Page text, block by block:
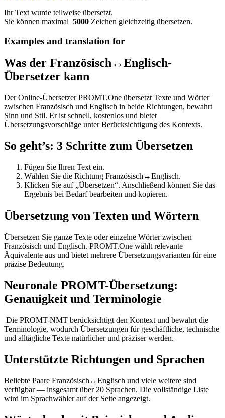
Ihr Text wurde teilweise übersetzt.
Sie können maximal 5000 Zeichen gleichzeitig übersetzen.
Examples and translation for
Was der Französisch↔Englisch-
Übersetzer kann
Der Online-Übersetzer PROMT.One übersetzt Texte und Wörter
zwischen Französisch und Englisch in beide Richtungen, bewahrt
Sinn und Stil. Er ist schnell, kostenlos und bietet
Übersetzungsvorschläge unter Berücksichtigung des Kontexts.
So geht’s: 3 Schritte zum Übersetzen
Fügen Sie Ihren Text ein.
Wählen Sie die Richtung Französisch↔Englisch.
Klicken Sie auf „Übersetzen“. Anschließend können Sie das
Ergebnis bei Bedarf bearbeiten und kopieren.
Übersetzung von Texten und Wörtern
Übersetzen Sie ganze Texte oder einzelne Wörter zwischen
Französisch und Englisch. PROMT.One wählt relevante
Äquivalente aus und bietet mehrere Übersetzungsvarianten für eine
präzise Bedeutung.
Neuronale PROMT-Übersetzung:
Genauigkeit und Terminologie
Die PROMT-NMT berücksichtigt den Kontext und bewahrt die
Terminologie, wodurch Übersetzungen für geschäftliche, technische
und alltägliche Texte natürlicher und präziser werden.
Unterstützte Richtungen und Sprachen
Beliebte Paare Französisch↔Englisch und viele weitere sind
verfügbar — insgesamt über 20 Sprachen. Die vollständige Liste
wird im Sprachwähler auf der Seite angezeigt.